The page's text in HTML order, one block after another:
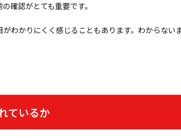
確認がとても重要です。
わかりにくく感じることもあります。わからない
ているか